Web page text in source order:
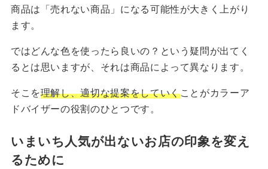
商品は「売れない商品」になる可能性が大きく上がり
ます。
ではどんな色を使ったら良いの？という疑問が出てく
るとは思いますが、それは商品によって異なります。
そこを理解し、適切な提案をしていくことがカラーア
ドバイザーの役割のひとつです。
いまいち人気が出ないお店の印象を変え
るために